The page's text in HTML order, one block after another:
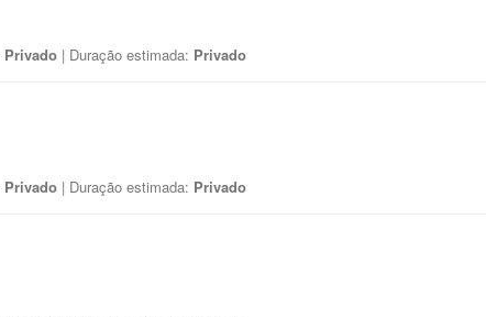
Privado | Duração estimada: Privado
Privado | Duração estimada: Privado